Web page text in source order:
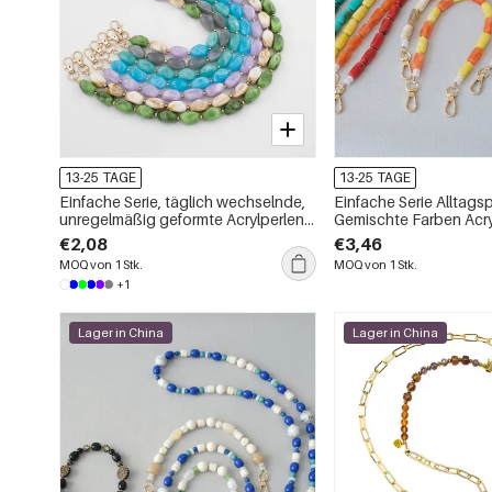
13-25 TAGE
Einfache Serie, täglich wechselnde,
unregelmäßig geformte Acrylperlen-
Telefonkette
€2,08
MOQ von 1 Stk.
+1
13-25 TAGE
Einfache Serie
Gemischte Farben
€3,46
MOQ von 1 Stk.
Lager in China Lager in China